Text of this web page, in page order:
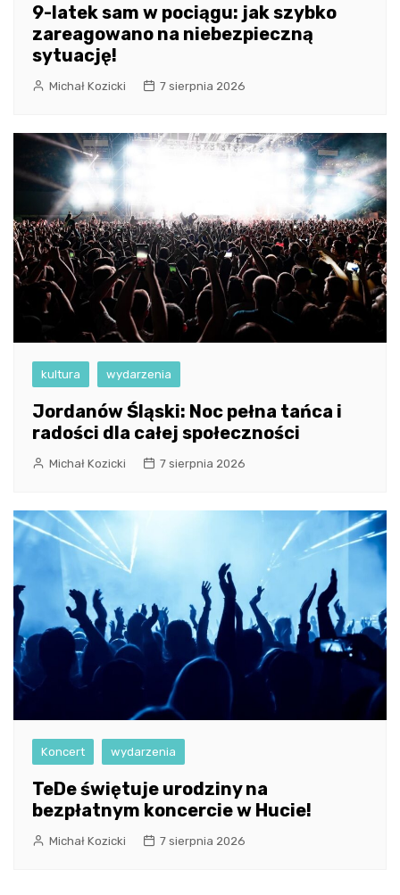
9-latek sam w pociągu: jak szybko
zareagowano na niebezpieczną
sytuację!
Michał Kozicki 7 sierpnia 2026
kultura wydarzenia
Jordanów Śląski: Noc pełna tańca i
radości dla całej społeczności
Michał Kozicki 7 sierpnia 2026
Koncert wydarzenia
TeDe świętuje urodziny na
bezpłatnym koncercie w Hucie!
Michał Kozicki 7 sierpnia 2026